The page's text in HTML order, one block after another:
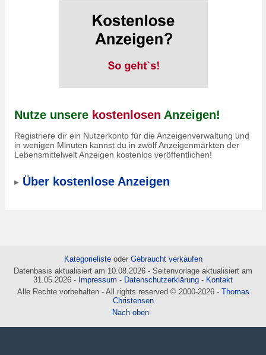
Nutze unsere kostenlosen Anzeigen!
Registriere dir ein Nutzerkonto für die Anzeigenverwaltung und
in wenigen Minuten kannst du in zwölf Anzeigenmärkten der
Lebensmittelwelt Anzeigen kostenlos veröffentlichen!
Über kostenlose Anzeigen
Kategorielisteoder Gebraucht verkaufen
Datenbasis aktualisiert am 10.08.2026 - Seitenvorlage aktualisiert am
31.05.2026 - Impressum - Datenschutzerklärung - Kontakt
Alle Rechte vorbehalten - All rights reserved © 2000-2026 - Thomas
Christensen
Nach oben